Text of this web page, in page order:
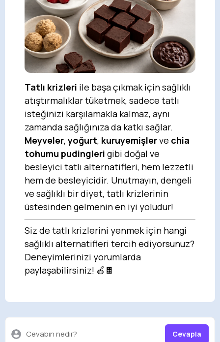
Tatlı krizleri ile başa çıkmak için sağlıklı
atıştırmalıklar tüketmek, sadece tatlı
isteğinizi karşılamakla kalmaz, aynı
zamanda sağlığınıza da katkı sağlar.
Meyveler, yoğurt, kuruyemişlerve chia
tohumu pudingleri gibi doğal ve
besleyici tatlı alternatifleri, hem lezzetli
hem de besleyicidir. Unutmayın, dengeli
ve sağlıklı bir diyet, tatlı krizlerinin
üstesinden gelmenin en iyi yoludur!
Siz de tatlı krizlerini yenmek için hangi
sağlıklı alternatifleri tercih ediyorsunuz?
Deneyimlerinizi yorumlarda
paylaşabilirsiniz! 🍎🍫
Cevabın nedir? Cevapla